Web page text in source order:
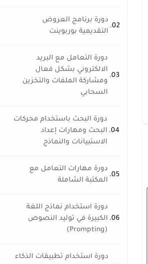
02.
دورة برنامج العروض
التقديمية بوربوينت
03.
دورة التعامل مع البريد
الالكتروني بشكل فعال
ومشاركة الملفات والتخزين
السحابي
04.
دورة البحث باستخدام محركات
البحث ومهارات إعداد
الاستبيانات والنماذج
05.
دورة مهارات التعامل مع
المكتبة الشاملة
06.
دورة استخدام نماذج اللغة
الكبيرة في توليد النصوص
(Prompting)
دورة استخدام تطبيقات الذكاء